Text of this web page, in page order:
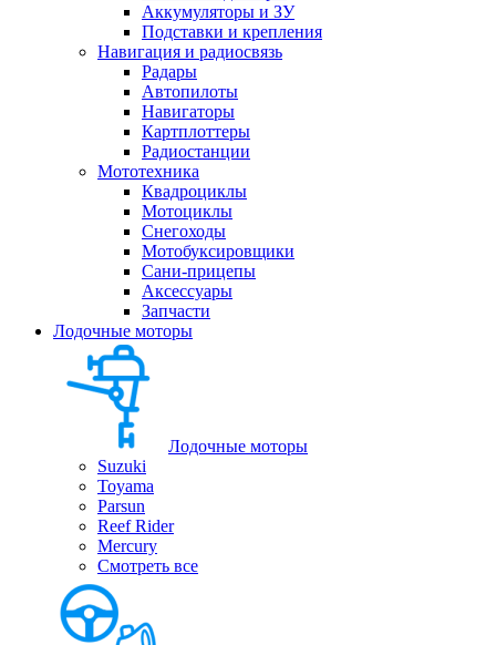
Аккумуляторы и ЗУ
Подставки и крепления
Навигация и радиосвязь
Радары
Автопилоты
Навигаторы
Картплоттеры
Радиостанции
Мототехника
Квадроциклы
Мотоциклы
Снегоходы
Мотобуксировщики
Сани-прицепы
Аксессуары
Запчасти
Лодочные моторы
Лодочные моторы
Suzuki
Toyama
Parsun
Reef Rider
Mercury
Смотреть все